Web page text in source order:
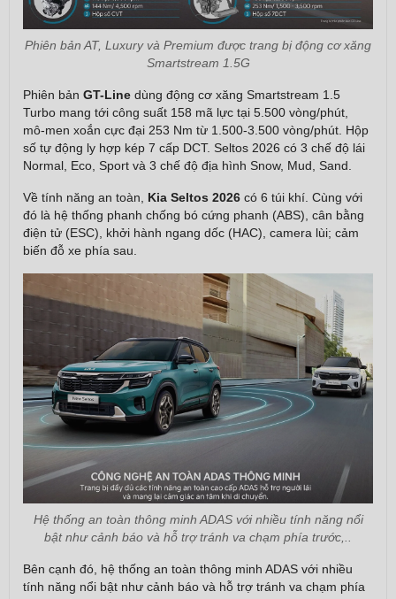
Phiên bản AT, Luxury và Premium được trang bị động cơ xăng
Smartstream 1.5G
Phiên bản GT-Line dùng động cơ xăng Smartstream 1.5
Turbo mang tới công suất 158 mã lực tại 5.500 vòng/phút,
mô-men xoắn cực đại 253 Nm từ 1.500-3.500 vòng/phút. Hộp
số tự động ly hợp kép 7 cấp DCT. Seltos 2026 có 3 chế độ lái
Normal, Eco, Sport và 3 chế độ địa hình Snow, Mud, Sand.
Về tính năng an toàn, Kia Seltos 2026 có 6 túi khí. Cùng với
đó là hệ thống phanh chống bó cứng phanh (ABS), cân bằng
điện tử (ESC), khởi hành ngang dốc (HAC), camera lùi; cảm
biến đỗ xe phía sau.
Hệ thống an toàn thông minh ADAS với nhiều tính năng nổi
bật như cảnh báo và hỗ trợ tránh va chạm phía trước,..
Bên cạnh đó, hệ thống an toàn thông minh ADAS với nhiều
tính năng nổi bật như cảnh báo và hỗ trợ tránh va chạm phía